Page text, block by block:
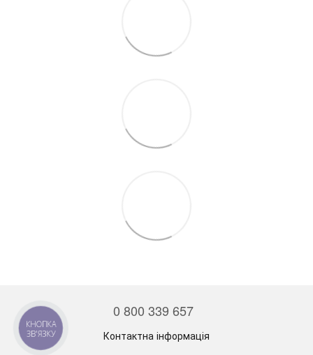
0 800 339 657
Контактна інформація
КНОПКА
ЗВ'ЯЗКУ